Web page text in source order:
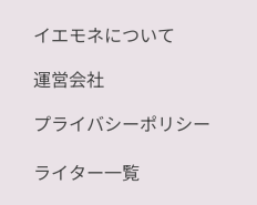
イエモネについて
運営会社
プライバシーポリシー
ライター一覧